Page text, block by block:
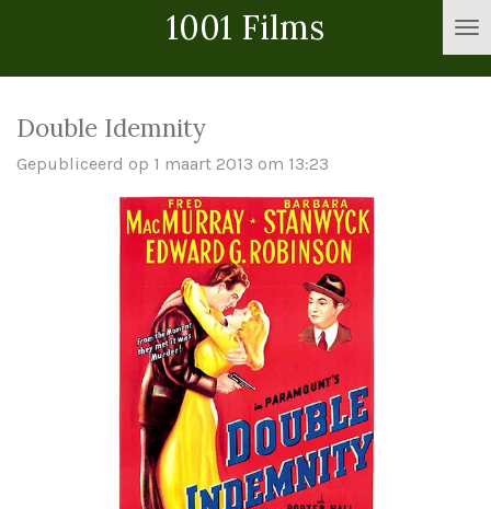
hoofdinhoud
1001 Films
Double Idemnity
Gepubliceerd op 1 maart 2013 om 13:23